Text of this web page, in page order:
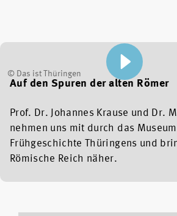
© Das ist Thüringen
Auf den Spuren der alten Römer
Prof. Dr. Johannes Krause und Dr.
nehmen uns mit durch das
Frühgeschichte Thüringens und
Römische Reich näher.